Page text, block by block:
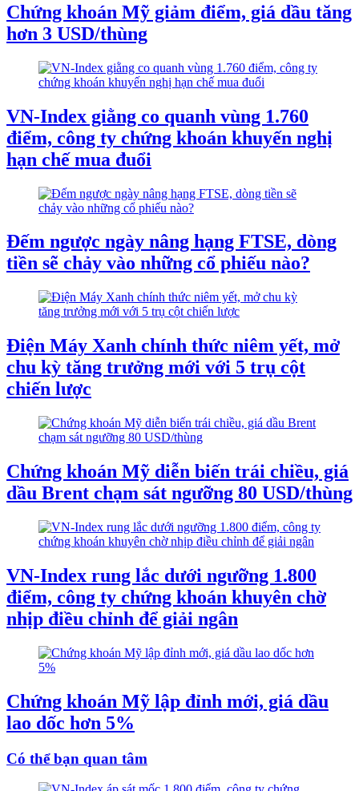
Chứng khoán Mỹ giảm điểm, giá dầu tăng
hơn 3 USD/thùng
VN-Index giằng co quanh vùng 1.760
điểm, công ty chứng khoán khuyến nghị
hạn chế mua đuổi
Đếm ngược ngày nâng hạng FTSE, dòng
tiền sẽ chảy vào những cổ phiếu nào?
Điện Máy Xanh chính thức niêm yết, mở
chu kỳ tăng trưởng mới với 5 trụ cột
chiến lược
Chứng khoán Mỹ diễn biến trái chiều, giá
dầu Brent chạm sát ngưỡng 80 USD/thùng
VN-Index rung lắc dưới ngưỡng 1.800
điểm, công ty chứng khoán khuyên chờ
nhịp điều chỉnh để giải ngân
Chứng khoán Mỹ lập đỉnh mới, giá dầu
lao dốc hơn 5%
Có thể bạn quan tâm